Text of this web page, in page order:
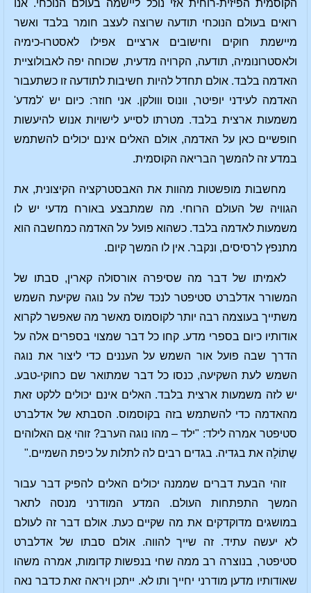
הקוסמית הפיזית-רוחית אזי נוכל ליישמה בעולם הנוכחי. אנו
רואים בעולם הנוכחי תודעה שרוצה לעצב חומר בלבד ואשר
מיישמת חוקים וחישובים ארציים אפילו לאסטרו-כימיה
ולאסטרונומיה, תודעה, הקרויה מדעית, שכוחה יפה לאבולוציית
האדמה בלבד. אולם תחדל להיות חשיבות לתודעה זו כשתעבור
האדמה לעידני יופיטר, וונוס ווולקן. אני חוזר: כיום יש 'למדע'
משמעות ארצית בלבד. מטרתו לסייע לישויות אנוש להיעשות
חופשיים כאן על האדמה, אולם האלים אינם יכולים להשתמש
במדע זה להמשך הבריאה הקוסמית.
מחשבות מופשטות מהוות את האבסטרקציה הקיצונית, את
הגוויה של העולם הרוחי. מה שמתבצע באורח מדעי יש לו
משמעות לאדמה בלבד. כשהוא פועל על האדמה כמחשבה הוא
מתנפץ לרסיסים, ונקבר. אין לו המשך קיום.
לאמיתו של דבר מה שסיפרה אורסולה קארין, סבתו של
המשורר אדלברט סטיפטר לנכד שלה על נוגה שקיעת השמש
משתייך בעוצמה רבה יותר לקוסמוס מאשר מה שאפשר לקרוא
אודותיו כיום בספרי מדע. קחו כל דבר שמצוי בספרים אלה על
הדרך שבה פועל אור השמש על העננים כדי ליצור את נוגה
השמש לעת השקיעה, כנסו כל דבר שמתואר שם כחוקי-טבע.
יש לזה משמעות ארצית בלבד. האלים אינם יכולים ללקט זאת
מהאדמה כדי להשתמש בזה בקוסמוס. הסבתא של אדלברט
סטיפטר אמרה לילד: "ילד – מהו נוגה הערב? זוהי אֵם האלוהים
שֶתוֹלָה את בגדיה. בגדים רבים לה לתלות על כיפת השמיים."
זוהי הבעת דברים שממנה יכולים האלים להפיק דבר עבור
המשך התפתחות העולם. המדע המודרני מנסה לתאר
במושגים מדוקדקים את מה שקיים כעת. אולם דבר זה לעולם
לא יעשה עתיד. זה שייך להווה. אולם סבתו של אדלברט
סטיפטר, בנוצרה רב ממה שחי בנפשות קדומות, אמרה משהו
שאודותיו מדען מודרני יחייך ותו לא. ייתכן ויראה זאת כדבר נאה